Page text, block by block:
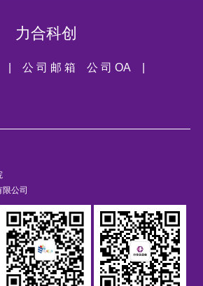
力合科创
公 司 OA |
| 公 司 邮 箱
公司